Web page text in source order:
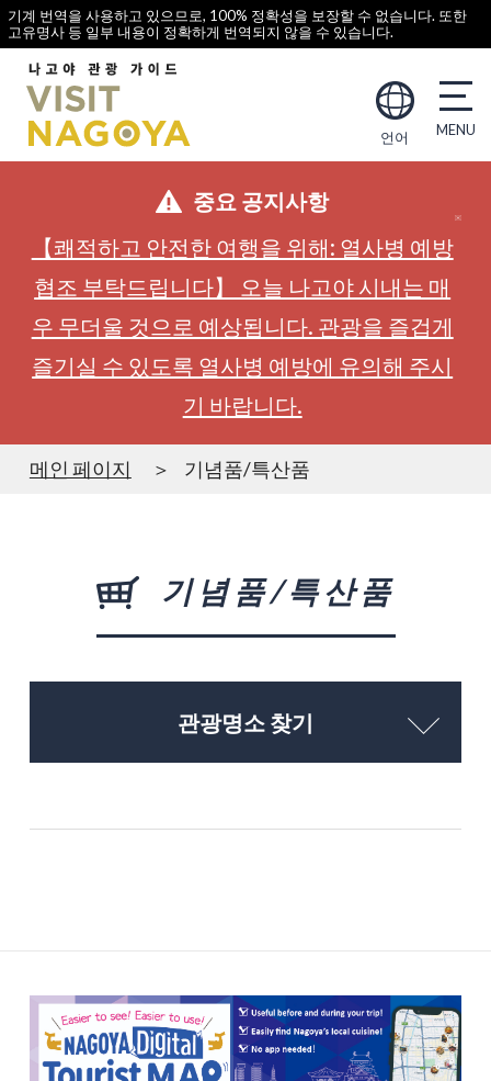
기계 번역을 사용하고 있으므로, 100% 정확성을 보장할 수 없습니다. 또한
고유명사 등 일부 내용이 정확하게 번역되지 않을 수 있습니다.
언어
중요 공지사항
【쾌적하고 안전한 여행을 위해: 열사병 예방
협조 부탁드립니다】 오늘 나고야 시내는 매
우 무더울 것으로 예상됩니다. 관광을 즐겁게
즐기실 수 있도록 열사병 예방에 유의해 주시
기 바랍니다.
메인 페이지 기념품/특산품
기념품/특산품
관광명소 찾기